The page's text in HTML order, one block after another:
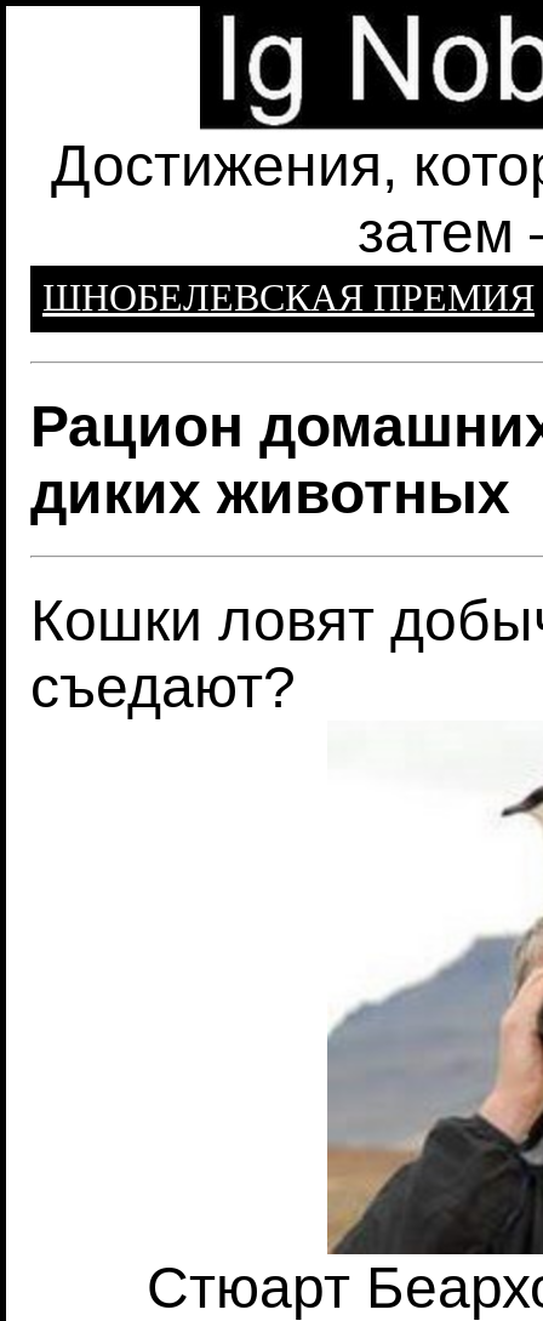
Достижения,
затем
ШНОБЕЛЕВСКАЯ ПРЕМИЯ
Рацион
диких животных
Кошки ловят
съедают?
Стюарт